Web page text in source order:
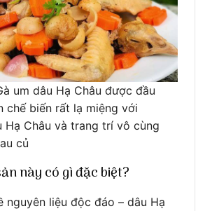
um dâu Hạ Châu được đầu
chế biến rất lạ miệng với
Hạ Châu và trang trí vô cùng
củ
này có gì đặc biệt?
nguyên liệu độc đáo – dâu Hạ